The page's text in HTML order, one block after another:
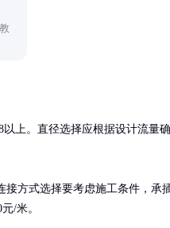
以上。直径选择应根据设计流量确
接方式选择要考虑施工条件，承
/米。